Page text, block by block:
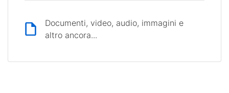
Documenti, video, audio, immagini e
altro ancora...